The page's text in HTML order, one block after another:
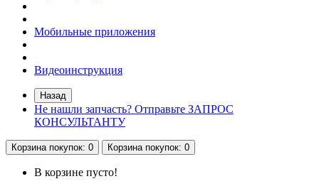
Мобильные приложения
Видеоинструкция
Назад
Не нашли запчасть? Отправьте ЗАПРОС
КОНСУЛЬТАНТУ
Корзинапокупок: 0 Корзинапокупок: 0
В корзине пусто!